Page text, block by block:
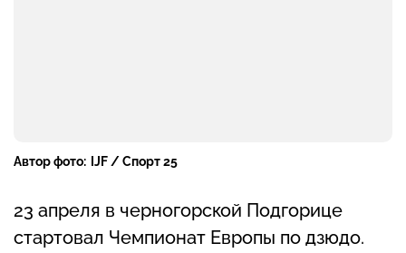
Автор фото: IJF / Спорт 25
23 апреля в черногорской Подгорице
стартовал Чемпионат Европы по дзюдо.